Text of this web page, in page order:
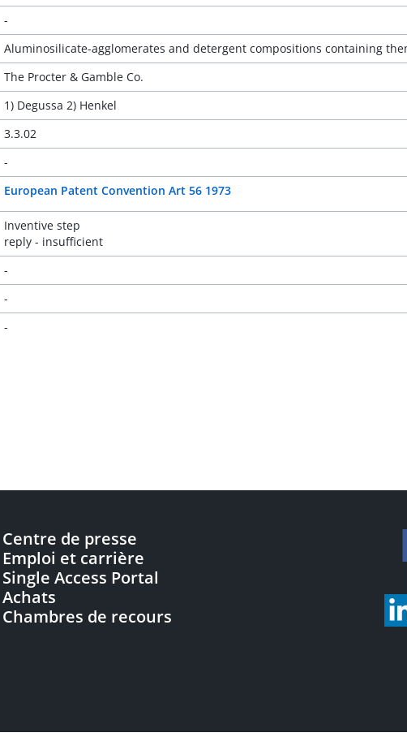
-
Aluminosilicate-agglomerates and detergent compositions containing
The Procter & Gamble Co.
1) Degussa 2) Henkel
3.3.02
-
European Patent Convention Art 56 1973
Inventive step
reply - insufficient
-
-
-
Centre de presse
Emploi et carrière
Single Access Portal
Achats
Chambres de recours